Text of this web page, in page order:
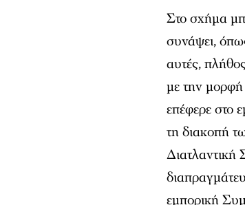
Στο σχήμα
συνάψει,
αυτές,
με την
επέφερε στο
τη διακοπή
εμπορική